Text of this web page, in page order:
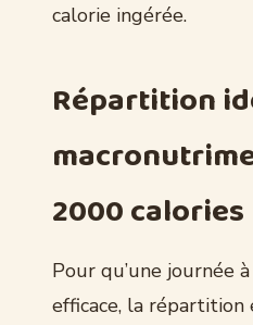
calorie ingérée.
Répartition
2000 calories
Pour qu’une journée
efficace, la répartition